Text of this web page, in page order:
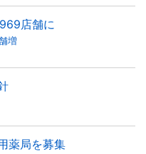
店舗に
増
薬局を募集